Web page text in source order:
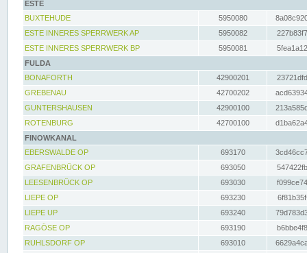
ESTE
BUXTEHUDE
5950080
ESTE INNERES SPERRWERK AP
5950082
ESTE INNERES SPERRWERK BP
5950081
FULDA
BONAFORTH
42900201
GREBENAU
42700202
GUNTERSHAUSEN
42900100
ROTENBURG
42700100
FINOWKANAL
EBERSWALDE OP
693170
GRAFENBRÜCK OP
693050
LEESENBRÜCK OP
693030
LIEPE OP
693230
LIEPE UP
693240
RAGÖSE OP
693190
RUHLSDORF OP
693010